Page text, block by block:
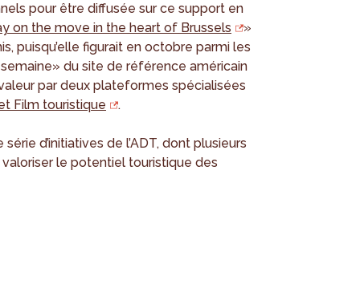
pour être diffusée sur ce support en
on the move in the heart of Brussels
»
puisqu’elle figurait en octobre parmi les
du site de référence américain
par deux plateformes spécialisées
Film touristique
.
d’initiatives de l’ADT, dont plusieurs
le potentiel touristique des